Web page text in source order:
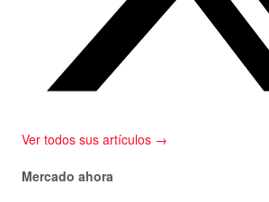
Ver todos sus artículos →
Mercado ahora